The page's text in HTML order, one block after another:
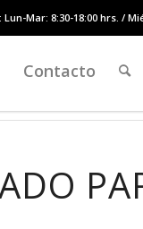
: Lun-Mar: 8:30-18:00 hrs. /
Contacto